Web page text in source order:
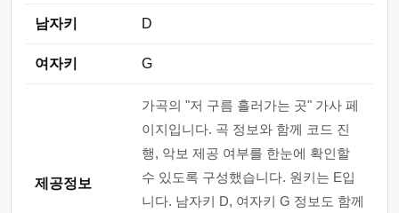
남자키 D
여자키 G
제공정보
가곡의 "저 구름 흘러가는 곳" 가사 페
이지입니다. 곡 정보와 함께 코드 진
행, 악보 제공 여부를 한눈에 확인할
수 있도록 구성했습니다. 원키는 E입
니다. 남자키 D, 여자키 G 정보도 함께